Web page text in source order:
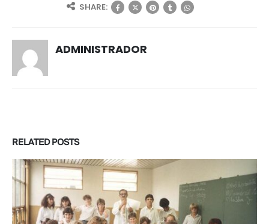
SHARE:
ADMINISTRADOR
RELATEDPOSTS